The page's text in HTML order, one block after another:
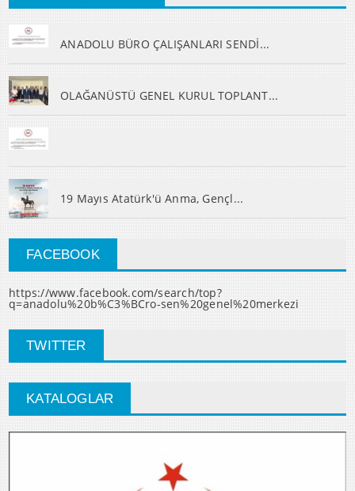
ANADOLU BÜRO ÇALIŞANLARI SENDİ...
OLAĞANÜSTÜ GENEL KURUL TOPLANT...
19 Mayıs Atatürk'ü Anma, Gençl...
FACEBOOK
https://www.facebook.com/search/top?
q=anadolu%20b%C3%BCro-sen%20genel%20merkezi
TWITTER
KATALOGLAR